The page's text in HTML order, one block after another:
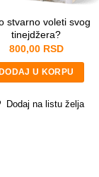
stvarno voleti svog
tinejdžera?
800,00 RSD
DODAJ U KORPU
Dodaj na listu želja